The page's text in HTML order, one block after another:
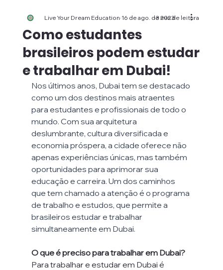
Como estudantes
brasileiros podem estudar
e trabalhar em Dubai!
Live Your Dream Education 16 de ago. de 20233 min de leitura
Nos últimos anos, Dubai tem se destacado
como um dos destinos mais atraentes
para estudantes e profissionais de todo o
mundo. Com sua arquitetura
deslumbrante, cultura diversificada e
economia próspera, a cidade oferece não
apenas experiências únicas, mas também
oportunidades para aprimorar sua
educação e carreira. Um dos caminhos
que tem chamado a atenção é o programa
de trabalho e estudos, que permite a
brasileiros estudar e trabalhar
simultaneamente em Dubai.
O que é preciso para trabalhar em Dubai?
Para trabalhar e estudar em Dubai é